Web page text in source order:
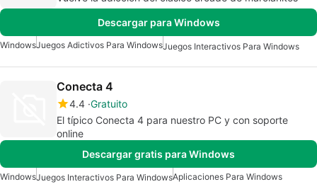
Descargar para Windows
WindowsJuegos Adictivos Para WindowsJuegos Interactivos Para Windows
Conecta 4
4.4 Gratuito
El típico Conecta 4 para nuestro PC y con soporte
online
Descargar gratis para Windows
WindowsJuegos Interactivos Para WindowsAplicaciones Para Windows